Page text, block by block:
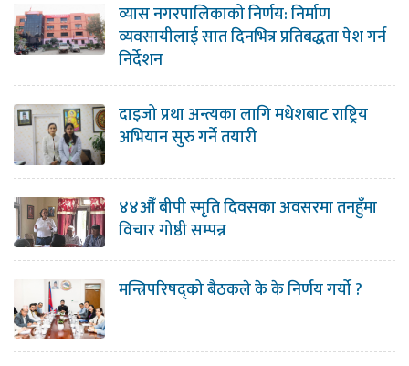
व्यास नगरपालिकाको निर्णय: निर्माण
व्यवसायीलाई सात दिनभित्र प्रतिबद्धता पेश गर्न
निर्देशन
दाइजो प्रथा अन्त्यका लागि मधेशबाट राष्ट्रिय
अभियान सुरु गर्ने तयारी
४४औँ बीपी स्मृति दिवसका अवसरमा तनहुँमा
विचार गोष्ठी सम्पन्न
मन्त्रिपरिषद्को बैठकले के के निर्णय गर्यो ?